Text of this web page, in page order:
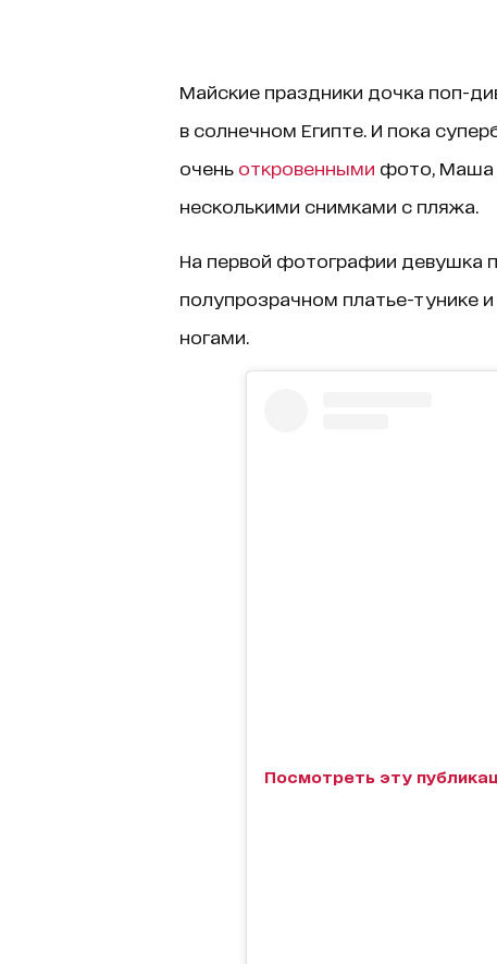
Майские праздники дочка поп-
в солнечном Египте. И пока
очень откровенными фото, Маша
несколькими снимками с пляжа.
На первой фотографии девушка
полупрозрачном платье-тунике
ногами.
Посмотреть эту